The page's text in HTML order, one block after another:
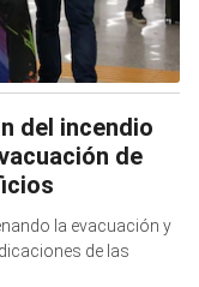
del incendio
de
la evacuación y
de las